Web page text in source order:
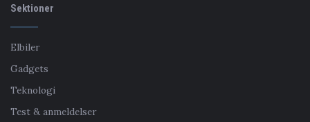
Sektioner
Elbiler
Gadgets
Teknologi
Test & anmeldelser